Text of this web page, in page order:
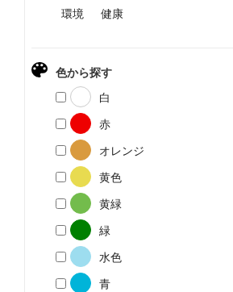
環境
健康
色から探す
白
赤
オレンジ
黄色
黄緑
緑
水色
青